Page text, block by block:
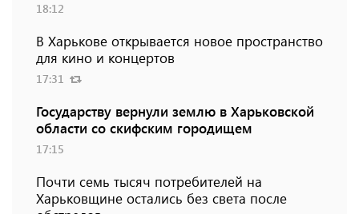
18:12
В Харькове открывается новое пространство
для кино и концертов
17:31
Государству вернули землю в Харьковской
области со скифским городищем
17:15
Почти семь тысяч потребителей на
Харьковщине остались без света после